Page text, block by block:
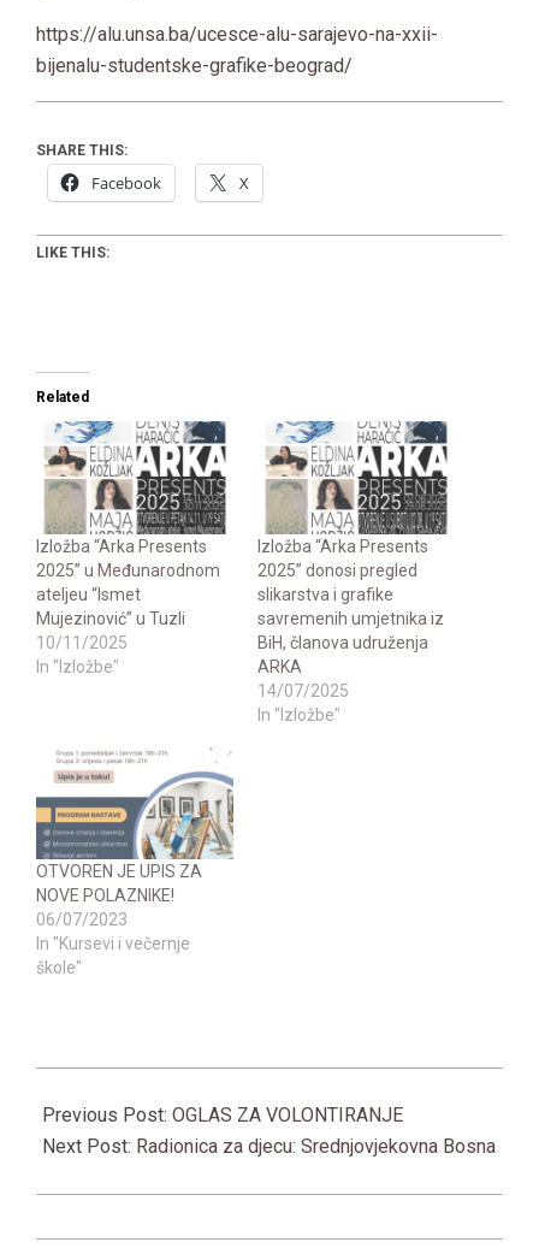
https://alu.unsa.ba/ucesce-alu-sarajevo-na-xxii-
bijenalu-studentske-grafike-beograd/
SHARE THIS:
Facebook X
LIKE THIS:
Related
Izložba “Arka Presents
2025” u Međunarodnom
ateljeu “Ismet
Mujezinović” u Tuzli
10/11/2025
In "Izložbe"
Izložba “Arka Presents
2025” donosi pregled
slikarstva i grafike
savremenih umjetnika iz
BiH, članova udruženja
ARKA
14/07/2025
In "Izložbe"
OTVOREN JE UPIS ZA
NOVE POLAZNIKE!
06/07/2023
In "Kursevi i večernje
škole"
11-
10
Previous Post: OGLAS ZA VOLONTIRANJE
Next Post: Radionica za djecu: Srednjovjekovna Bosna